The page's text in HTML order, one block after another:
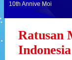
10th Annive Moi
Ratusan
Indonesia